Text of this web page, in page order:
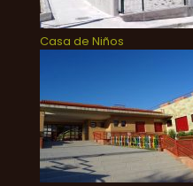
Casa de Niños